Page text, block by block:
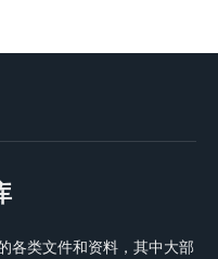
各类文件和资料，其中大部